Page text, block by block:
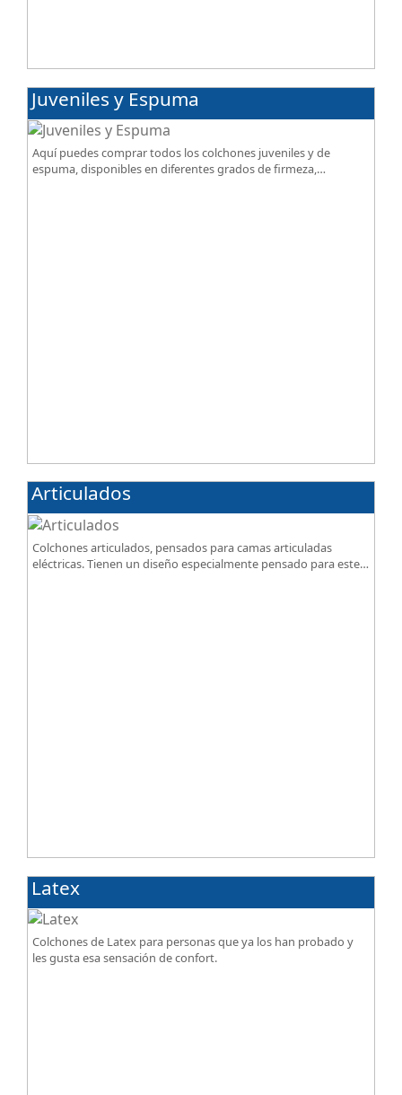
Juveniles y Espuma
Aquí puedes comprar todos los colchones juveniles y de
espuma, disponibles en diferentes grados de firmeza,
Articulados
Colchones articulados, pensados para camas articuladas
eléctricas. Tienen un diseño especialmente pensado para este
Latex
Colchones de Latex para personas que ya los han probado y
les gusta esa sensación de confort.